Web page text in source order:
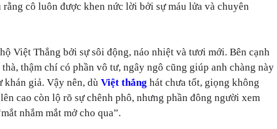
cô luôn được khen nức lời bởi sự máu lửa và chuyên
Việt Thắng bởi sự sôi động, náo nhiệt và tươi mới. Bên cạnh
thậm chí có phần vô tư, ngây ngô cũng giúp anh chàng này
khán giả. Vậy nên, dù Việt thắng hát chưa tốt, giọng không
cao còn lộ rõ sự chênh phô, nhưng phần đông người xem
nhắm mắt mở cho qua”.